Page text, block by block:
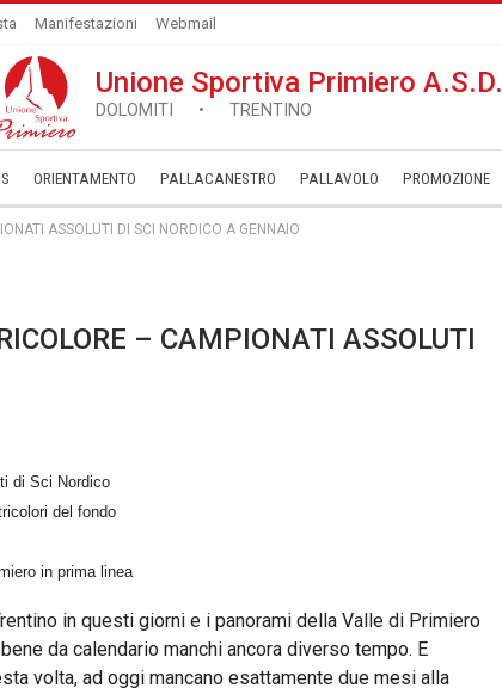
Manifestazioni Webmail
Unione Sportiva Primiero A.S.D.
DOLOMITI • TRENTINO
ORIENTAMENTO PALLACANESTRO PALLAVOLO ­PROMOZIONE
ASSOLUTI DI SCI NORDICO A GENNAIO
– CAMPIONATI ASSOLUTI
di Sci Nordico
del fondo
in prima linea
in questi giorni e i panorami della Valle di Primiero
da calendario manchi ancora diverso tempo. E
volta, ad oggi mancano esattamente due mesi alla